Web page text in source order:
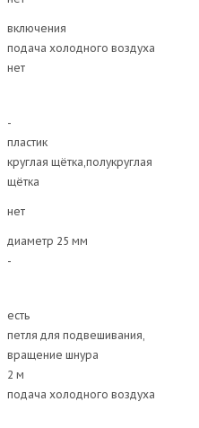
включения
подача холодного воздуха
нет
-
пластик
круглая щётка,полукруглая
щётка
нет
диаметр 25 мм
-
есть
петля для подвешивания,
вращение шнура
2 м
подача холодного воздуха